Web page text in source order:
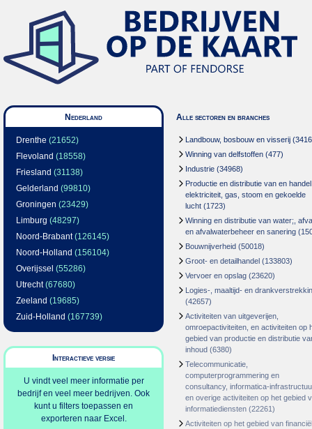
Nederland
Drenthe (21652)
Flevoland (18558)
Friesland (31138)
Gelderland (99810)
Groningen (23429)
Limburg (48297)
Noord-Brabant(126145)
Noord-Holland (156104)
Overijssel (55286)
Utrecht(67680)
Zeeland (19685)
Zuid-Holland (167739)
Interactieve versie
U vindt veel meer informatie per
bedrijf en veel meer bedrijven. Ook
kunt u filters toepassen en
exporteren naar Excel.
Alle sectoren en branches
Landbouw, bosbouw en visserij
Winning van delfstoffen (477)
Industrie (34968)
Productie en distributie van en
elektriciteit, gas, stoom en gekoelde
lucht (1723)
Winning en distributie van water;,
en afvalwaterbeheer en sanering
Bouwnijverheid (50018)
Groot- en detailhandel (133803)
Vervoer en opslag (23620)
Logies-, maaltijd- en
(42657)
Activiteiten van uitgeverijen,
omroepactiviteiten, en activiteiten op
gebied van productie en distributie
inhoud (6380)
Telecommunicatie,
computerprogrammering en
consultancy, informatica-
en overige activiteiten op het gebied
informatiediensten (22261)
Activiteiten op het gebied van